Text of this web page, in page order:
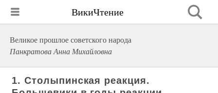
ВикиЧтение
Великое прошлое советского народа
Панкратова Анна Михайловна
1. Столыпинская реакция.